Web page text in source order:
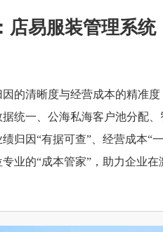
店易服装管理系
的清晰度与经营成本的精准
统一、公海私海客户池分配
归因“有据可查”、经营成本“
业的“成本管家”，助力企业